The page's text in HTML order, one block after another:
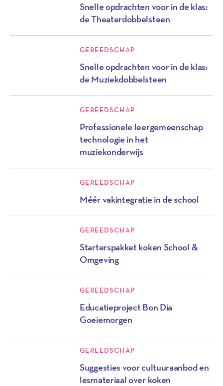
Snelle opdrachten voor in de klas:
de Theaterdobbelsteen
GEREEDSCHAP
Snelle opdrachten voor in de klas:
de Muziekdobbelsteen
GEREEDSCHAP
Professionele leergemeenschap
technologie in het
muziekonderwijs
GEREEDSCHAP
Méér vakintegratie in de school
GEREEDSCHAP
Starterspakket koken School &
Omgeving
GEREEDSCHAP
Educatieproject Bon Dia
Goeiemorgen
GEREEDSCHAP
Suggesties voor cultuuraanbod en
lesmateriaal over koken